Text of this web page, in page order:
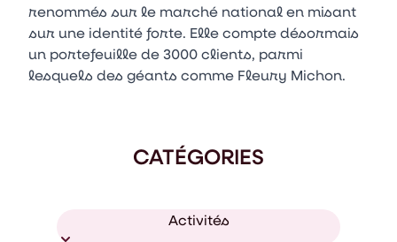
renommés sur le marché national en misant
sur une identité forte. Elle compte désormais
un portefeuille de 3000 clients, parmi
lesquels des géants comme Fleury Michon.
CATÉGORIES
Activités